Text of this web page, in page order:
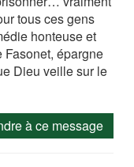
tous ces gens
honteuse et
Fasonet, épargne
Dieu veille sur le
à ce message